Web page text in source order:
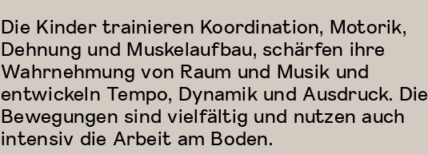
Die Kinder trainieren Koordination, Motorik,
Dehnung und Muskelaufbau, schärfen ihre
Wahrnehmung von Raum und Musik und
entwickeln Tempo, Dynamik und Ausdruck. Die
Bewegungen sind vielfältig und nutzen auch
intensiv die Arbeit am Boden.